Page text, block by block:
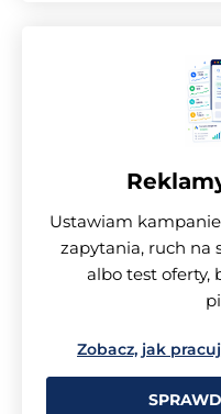
Ustawiam
zapytania, ruch na
albo test oferty,
Zobacz, jak